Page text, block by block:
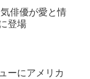
俳優が愛と情
登場
ーにアメリカ